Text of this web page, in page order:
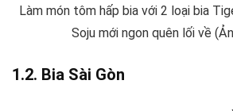
Làm món tôm hấp bia với 2 loại bia
Soju mới ngon quên lối về
1.2. Bia Sài Gòn